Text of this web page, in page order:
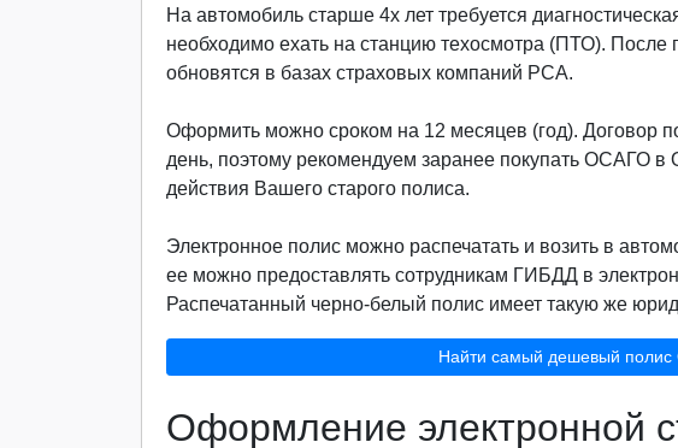
На автомобиль старше 4х лет требуется
необходимо ехать на станцию техосмотра (ПТО).
обновятся в базах страховых компаний РСА.
Оформить можно сроком на 12 месяцев (год). Договор
день, поэтому рекомендуем заранее покупать ОСАГО в
действия Вашего старого полиса.
Электронное полис можно распечатать и возить в
ее можно предоставлять сотрудникам ГИБДД в
Распечатанный черно-белый полис имеет такую же
Найти самый дешевый
Оформление электронной